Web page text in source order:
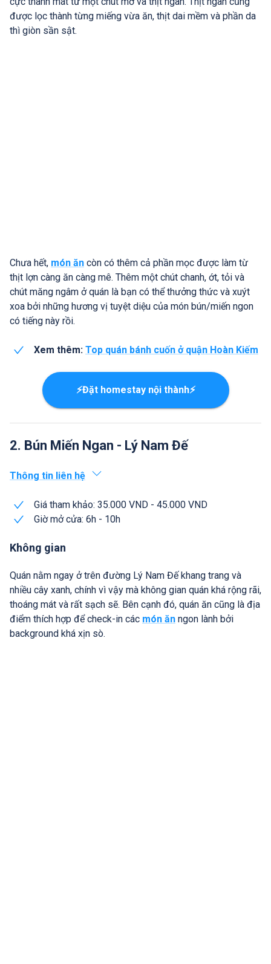
được lọc thành từng miếng vừa ăn, thịt dai mềm và phần da
thì giòn sần sật.
Chưa hết, món ăn còn có thêm cả phần mọc được làm từ
thịt lợn càng ăn càng mê. Thêm một chút chanh, ớt, tỏi và
chút măng ngâm ở quán là bạn có thể thưởng thức và xuýt
xoa bởi những hương vị tuyệt diệu của món bún/miến ngon
có tiếng này rồi.
Xem thêm: Top quán bánh cuốn ở quận Hoàn Kiếm
⚡Đặt homestay nội thành⚡
2. Bún Miến Ngan - Lý Nam Đế
Thông tin liên hệ
Giá tham khảo: 35.000 VND - 45.000 VND
Giờ mở cửa: 6h - 10h
Không gian
Quán nằm ngay ở trên đường Lý Nam Đế khang trang và
nhiều cây xanh, chính vì vậy mà không gian quán khá rộng rãi,
thoáng mát và rất sạch sẽ. Bên cạnh đó, quán ăn cũng là địa
điểm thích hợp để check-in các món ăn ngon lành bởi
background khá xịn sò.